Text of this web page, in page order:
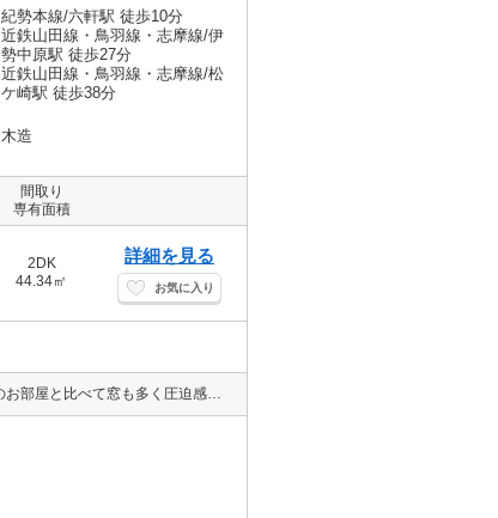
紀勢本線/六軒駅 徒歩10分
近鉄山田線・鳥羽線・志摩線/伊
勢中原駅 徒歩27分
近鉄山田線・鳥羽線・志摩線/松
ケ崎駅 徒歩38分
木造
間取り
専有面積
2DK
44.34㎡
詳細を見る
お気に入り
モニター付きインターホンであれば非対面で会話が可能♪ 人気の角部屋！他のお部屋と比べて窓も多く圧迫感も少ないです。また、日の光が入って明るく換気もしやすいです♪お隣さまが少ないので生活音が軽減されるのもメリットです◎